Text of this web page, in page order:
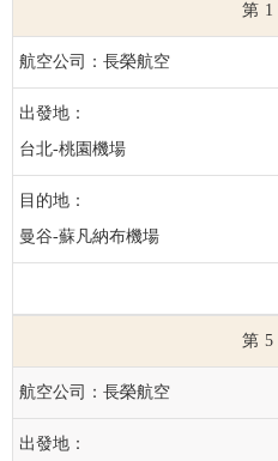
1
長榮航空
台北-桃園機場
曼谷-蘇凡納布機場
5
長榮航空